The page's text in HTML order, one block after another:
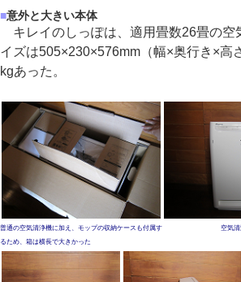
■意外と大きい本体
キレイのしっぽは、適用畳数26畳の空
イズは505×230×576mm（幅×奥行き×高
kgあった。
普通の空気清浄機に加え、モップの収納ケースも付属す
るため、箱は横長で大きかった
空気